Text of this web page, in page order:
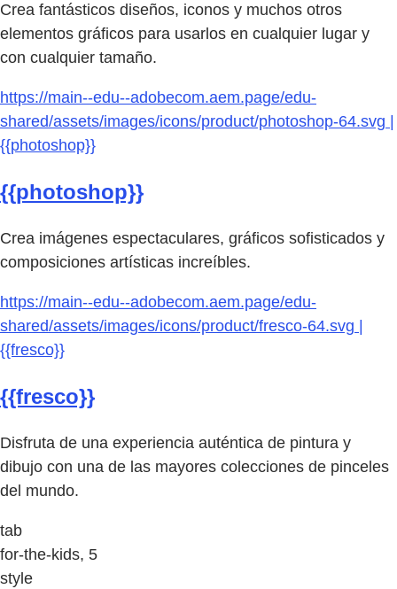
Crea fantásticos diseños, iconos y muchos otros
elementos gráficos para usarlos en cualquier lugar y
con cualquier tamaño.
https://main--edu--adobecom.aem.page/edu-
shared/assets/images/icons/product/photoshop-64.svg |
{{photoshop}}
{{photoshop}}
Crea imágenes espectaculares, gráficos sofisticados y
composiciones artísticas increíbles.
https://main--edu--adobecom.aem.page/edu-
shared/assets/images/icons/product/fresco-64.svg |
{{fresco}}
{{fresco}}
Disfruta de una experiencia auténtica de pintura y
dibujo con una de las mayores colecciones de pinceles
del mundo.
tab
for-the-kids, 5
style